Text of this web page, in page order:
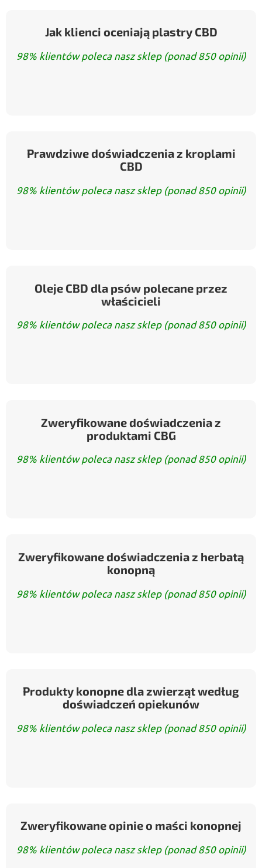
Jak klienci oceniają plastry CBD
98% klientów poleca nasz sklep (ponad 850 opinii)
Prawdziwe doświadczenia z kroplami
CBD
98% klientów poleca nasz sklep (ponad 850 opinii)
Oleje CBD dla psów polecane przez
właścicieli
98% klientów poleca nasz sklep (ponad 850 opinii)
Zweryfikowane doświadczenia z
produktami CBG
98% klientów poleca nasz sklep (ponad 850 opinii)
Zweryfikowane doświadczenia z herbatą
konopną
98% klientów poleca nasz sklep (ponad 850 opinii)
Produkty konopne dla zwierząt według
doświadczeń opiekunów
98% klientów poleca nasz sklep (ponad 850 opinii)
Zweryfikowane opinie o maści konopnej
98% klientów poleca nasz sklep (ponad 850 opinii)